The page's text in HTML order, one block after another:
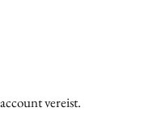
vereist.